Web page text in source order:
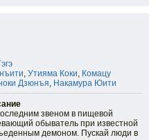
, Утияма Коки, Комацу
Дзюнъя, Накамура Юити
звеном в пищевой
обыватель при известной
демоном. Пускай люди в